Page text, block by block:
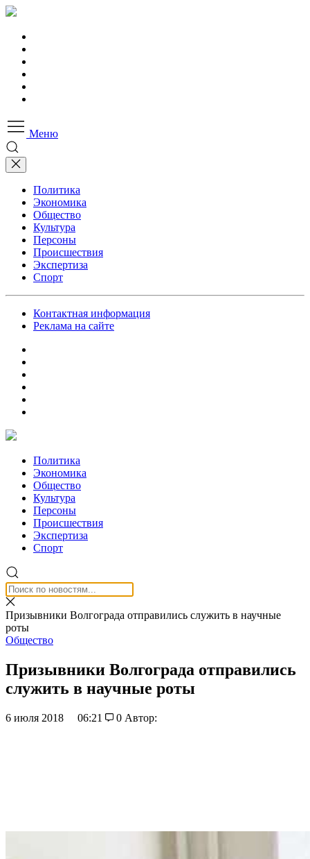
Меню
Политика
Экономика
Общество
Культура
Персоны
Происшествия
Экспертиза
Спорт
Контактная информация
Реклама на сайте
Политика
Экономика
Общество
Культура
Персоны
Происшествия
Экспертиза
Спорт
Призывники Волгограда отправились служить в научные
роты
Общество
Призывники Волгограда отправились
служить в научные роты
6 июля 2018 06:21 0 Автор: